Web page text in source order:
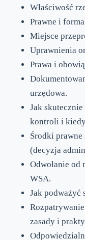
Właściwość
Prawne i
Miejsce
Uprawnienia
Prawa i
urzędowa.
Jak
kontroli i
Środki prawne
(decyzja
Odwołanie od
WSA.
Jak podważyć
zasady i